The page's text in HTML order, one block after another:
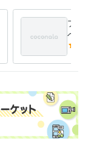
プロ
ベン
活イ
客を